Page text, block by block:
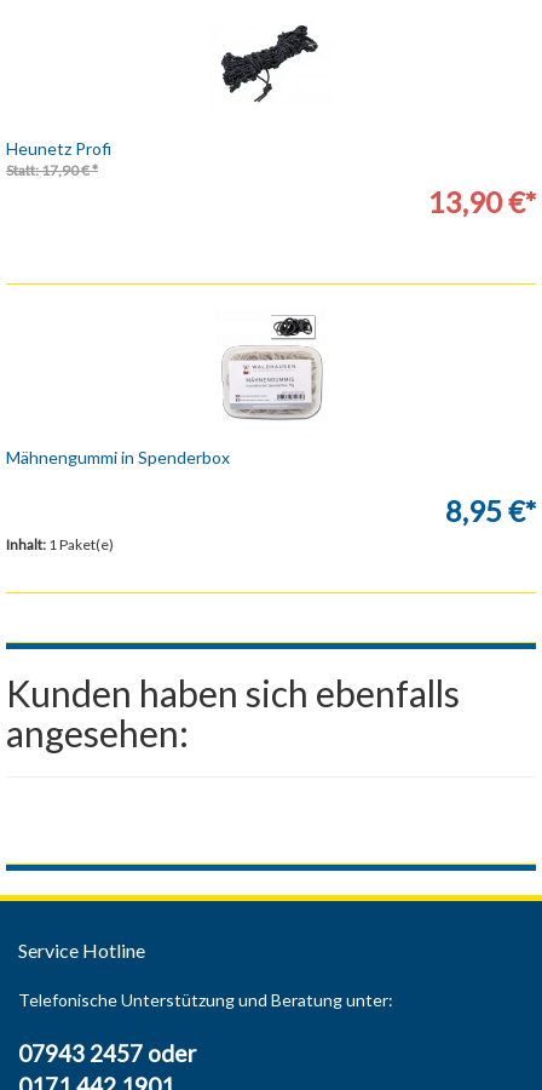
Heunetz Profi
Statt: 17,90 € *
13,90 €*
Mähnengummi in Spenderbox
8,95 €*
Inhalt: 1 Paket(e)
Kunden haben sich ebenfalls
angesehen:
Service Hotline
Telefonische Unterstützung und Beratung unter:
07943 2457 oder